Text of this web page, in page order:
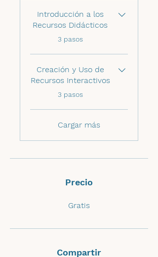
Introducción a los
Recursos Didácticos
.
3 pasos
Creación y Uso de
Recursos Interactivos
.
3 pasos
Cargar más
Precio
Gratis
Compartir